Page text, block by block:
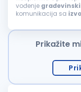
vođenje
komunikacija sa
bezbednosti i zaštite
Prikažite